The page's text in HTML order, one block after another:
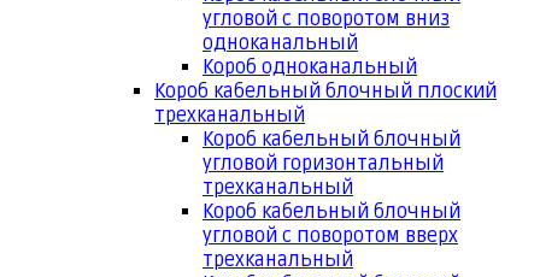
угловой с поворотом вниз
одноканальный
Короб одноканальный
Короб кабельный блочный плоский
трехканальный
Короб кабельный блочный
угловой горизонтальный
трехканальный
Короб кабельный блочный
угловой с поворотом вверх
трехканальный